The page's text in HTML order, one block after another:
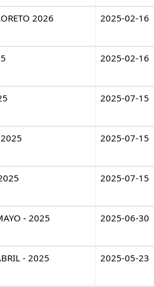
2026 2025-02-16
2025-02-16
2025-07-15
2025 2025-07-15
2025-07-15
- 2025 2025-06-30
- 2025 2025-05-23